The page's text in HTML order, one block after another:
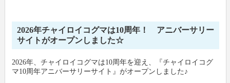
2026年チャイロイコグマは10周年！ アニバーサリー
サイトがオープンしました☆
2026年、チャイロイコグマは10周年を迎え、『チャイロイコグ
マ10周年アニバーサリーサイト』がオープンしました♪